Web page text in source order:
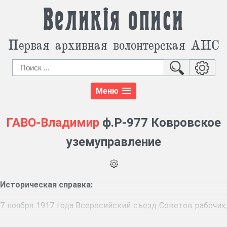
Великія описи
Первая архивная волонтерская АИС
Меню
ГАВО-Владимир ф.Р-977 Ковровское
уземуправление
Историческая справка:
7 ноября 1917 года Всеросийский съезд Советов рабочих,